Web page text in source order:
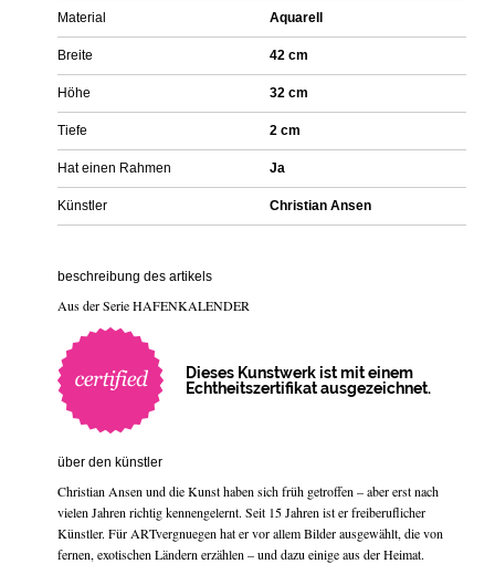
Material Aquarell
Breite 42 cm
Höhe 32 cm
Tiefe 2 cm
Hat einen Rahmen Ja
Künstler Christian Ansen
beschreibung des artikels
Aus der Serie HAFENKALENDER
Dieses Kunstwerk ist mit einem
Echtheitszertifikat ausgezeichnet.
über den künstler
Christian Ansen und die Kunst haben sich früh getroffen – aber erst nach
vielen Jahren richtig kennengelernt. Seit 15 Jahren ist er freiberuflicher
Künstler. Für ARTvergnuegen hat er vor allem Bilder ausgewählt, die von
fernen, exotischen Ländern erzählen – und dazu einige aus der Heimat.